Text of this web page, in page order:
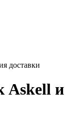
доставки
Askell и